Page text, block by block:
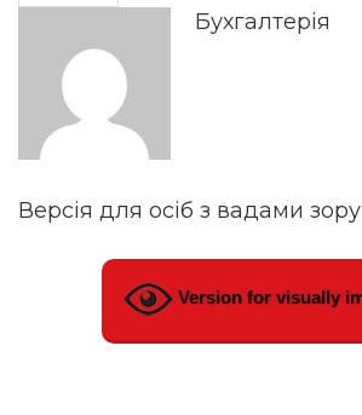
Бухгалтерія
Версія для осіб з вадами зору
Version for visually